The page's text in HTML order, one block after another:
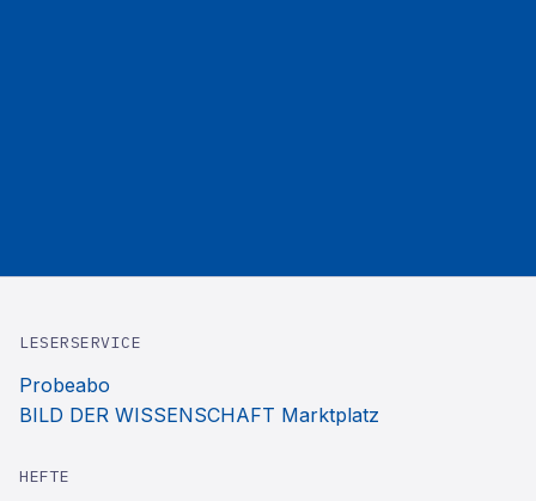
LESERSERVICE
Probeabo
BILD DER WISSENSCHAFT Marktplatz
HEFTE